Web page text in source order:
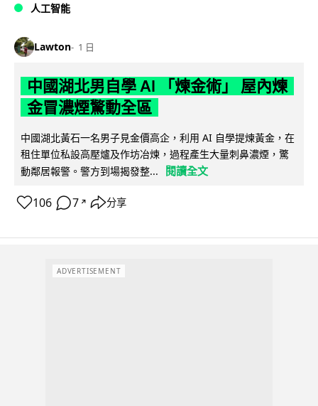
人工智能
Lawton 1 日
中國湖北男自學 AI 「煉金術」 屋內煉
金冒濃煙驚動全區
中國湖北黃石一名男子見金價高企，利用 AI 自學提煉黃金，在
租住單位私設高壓爐及作坊冶煉，過程產生大量刺鼻濃煙，驚
動鄰居報警。警方到場揭發整...
閱讀全文
106 7 ↗ 分享
ADVERTISEMENT